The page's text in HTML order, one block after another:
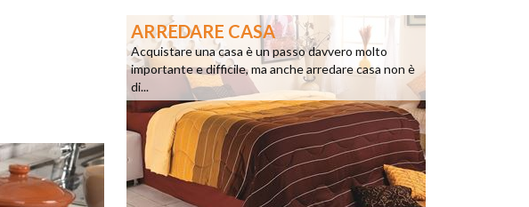
ARREDARE CASA
Acquistare una casa è un passo davvero molto
importante e difficile, ma anche arredare casa non è
di...